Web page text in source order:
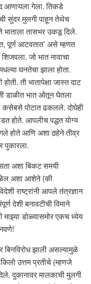
आणायला गेला. तिकडे
सुंदर मुलगी पाहून तेथेच
भाताला तासभर उकडू दिले.
पूर्ण आटवतात’ असे म्हणत
जो भात नावाचा
घनतेचा झाला होता.
ती भातापेक्षा जास्त दाट
डाळीत भात ओतून घेतला
पोटात ढकलले. दोघेही
होते. आपलीच पद्धत योग्य
होते आणि अशा तर्‍हेने तीव्र
पुकारला.
अशा बिकट समयी
अशा आशेने (की
राष्ट्रांनी आपले तंत्रज्ञान
देशी बनावटीची विमाने
माझ्या डोळ्यासमोर एकच ध्येय
झाली असल्यामुळे
उत्तम प्रतीचे (म्हणजे
दुकानावर मालकाची मुलगी